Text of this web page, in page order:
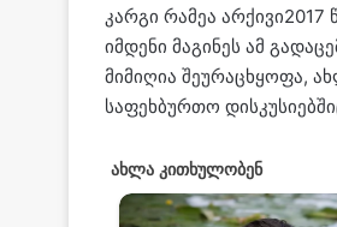
კარგი რამეა
იმდენი მაგინეს ამ
მიმიღია შეურაცხყოფა,
საფეხბურთო